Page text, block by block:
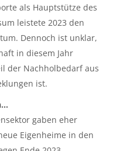
als Hauptstütze des
leistete 2023 den
Dennoch ist unklar,
in diesem Jahr
der Nachholbedarf aus
ist.
gaben eher
Eigenheime in den